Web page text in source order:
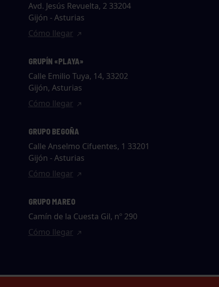
Avd. Jesús Revuelta, 2 33204
Gijón - Asturias
Cómo llegar
GRUPÍN «PLAYA»
Calle Emilio Tuya, 14, 33202
Gijón, Asturias
Cómo llegar
GRUPO BEGOÑA
Calle Anselmo Cifuentes, 1 33201
Gijón - Asturias
Cómo llegar
GRUPO MAREO
Camín de la Cuesta Gil, nº 290
Cómo llegar